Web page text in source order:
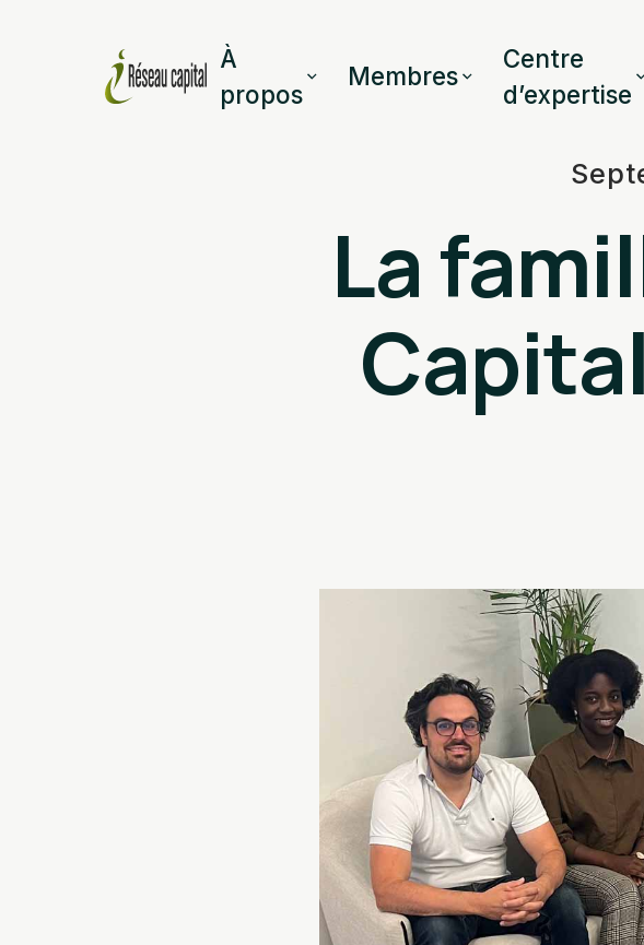
À
propos
Membres
Centre
d’expertise
La